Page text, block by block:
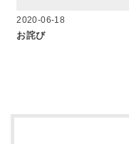
2020-06-18
お詫び